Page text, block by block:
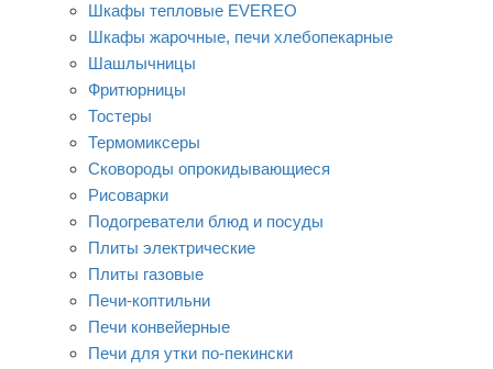
Шкафы тепловые EVEREO
Шкафы жарочные, печи хлебопекарные
Шашлычницы
Фритюрницы
Тостеры
Термомиксеры
Сковороды опрокидывающиеся
Рисоварки
Подогреватели блюд и посуды
Плиты электрические
Плиты газовые
Печи-коптильни
Печи конвейерные
Печи для утки по-пекински